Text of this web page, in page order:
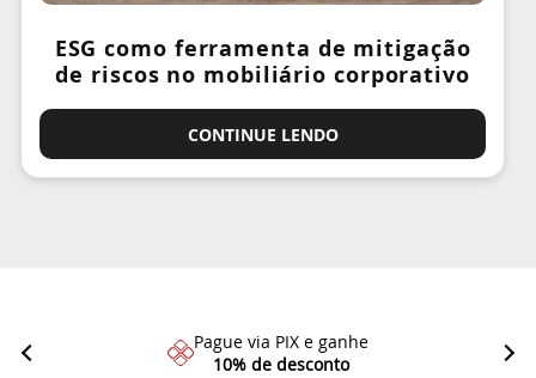
ESG como ferramenta de mitigação
de riscos no mobiliário corporativo
CONTINUE LENDO
Pague via PIX e ganhe
10% de desconto